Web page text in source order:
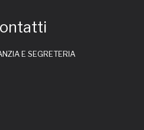
E SEGRETERIA